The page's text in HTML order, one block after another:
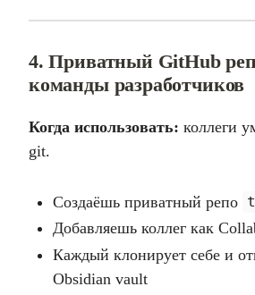
4. Приватный GitHub
команды разработчиков
Когда использовать: коллеги
git.
Создаёшь приватный репо
Добавляешь коллег как
Каждый клонирует себе и
Obsidian vault